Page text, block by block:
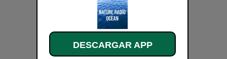
DESCARGAR APP